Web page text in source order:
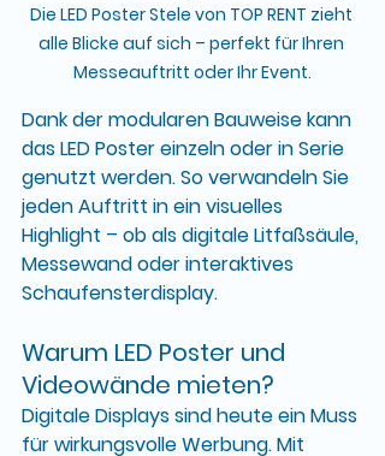
Die LED Poster Stele von TOP RENT zieht
alle Blicke auf sich – perfekt für Ihren
Messeauftritt oder Ihr Event.
Dank der modularen Bauweise kann
das LED Poster einzeln oder in Serie
genutzt werden. So verwandeln Sie
jeden Auftritt in ein visuelles
Highlight – ob als digitale Litfaßsäule,
Messewand oder interaktives
Schaufensterdisplay.
Warum LED Poster und
Videowände mieten?
Digitale Displays sind heute ein Muss
für wirkungsvolle Werbung. Mit